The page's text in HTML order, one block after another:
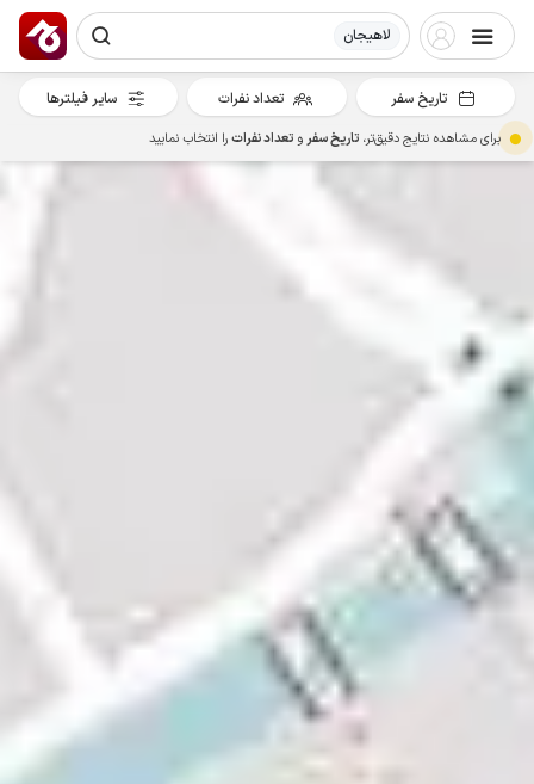
لاهیجان
تاریخ سفر تعداد نفرات سایر فیلترها
برای مشاهده نتایج دقیق‌تر، تاریخ سفرو تعداد نفراترا انتخاب نمایید